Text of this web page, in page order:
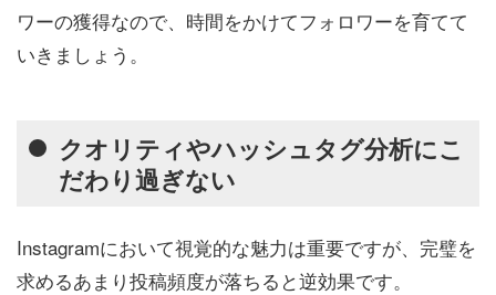
ワーの獲得なので、時間をかけてフォロワーを育てて
いきましょう。
クオリティやハッシュタグ分析にこ
だわり過ぎない
Instagramにおいて視覚的な魅力は重要ですが、完璧を
求めるあまり投稿頻度が落ちると逆効果です。